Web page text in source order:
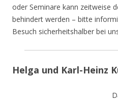
oder Seminare kann zeitweise
behindert werden – bitte
Besuch sicherheitshalber bei
Helga und Karl-Heinz